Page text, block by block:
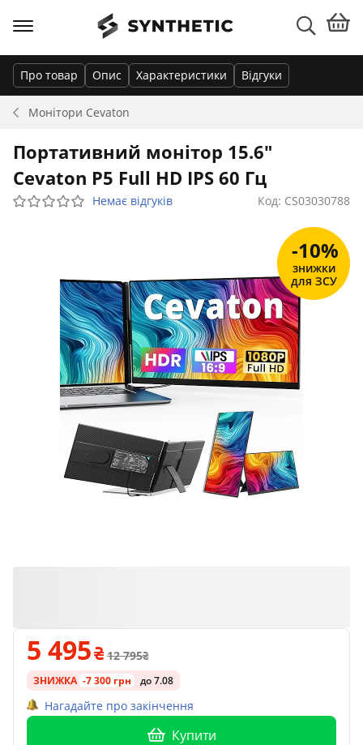
Монітори Cevaton
Про товар Опис Характеристики Відгуки
Портативний монітор 15.6"
Cevaton P5 Full HD IPS 60 Гц
Немає відгуків Код: CS03030788
-10%
знижки
для ЗСУ
5 495 12 795
ЗНИЖКА -7 300 грн до 7.08
Нагадайте про закінчення
Купити